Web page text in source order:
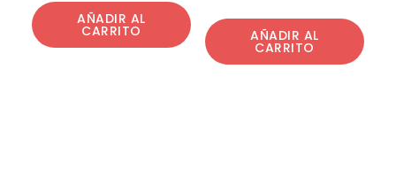
AÑADIR AL
CARRITO AÑADIR AL
CARRITO